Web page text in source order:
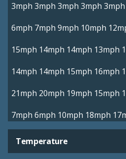
3mph 3mph 3mph 3mph 3mph
6mph 7mph 9mph 10mph
15mph 14mph 14mph 13mph
14mph 14mph 15mph 16mph
21mph 20mph 19mph 15mph
7mph 6mph 10mph 18mph
Temperature